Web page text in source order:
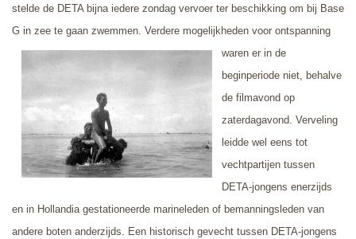
stelde de DETA bijna iedere zondag vervoer ter beschikking om bij Base
G in zee te gaan zwemmen. Verdere mogelijkheden voor ontspanning
waren er in de
beginperiode niet, behalve
de filmavond op
zaterdagavond. Verveling
leidde wel eens tot
vechtpartijen tussen
DETA-jongens enerzijds
en in Hollandia gestationeerde marineleden of bemanningsleden van
andere boten anderzijds. Een historisch gevecht tussen DETA-jongens